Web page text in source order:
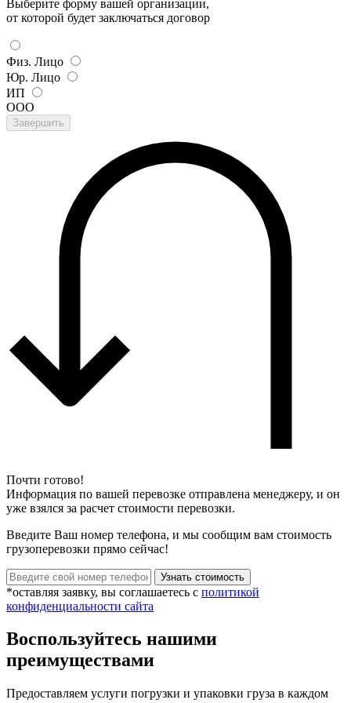
Выберите форму вашей организации,
от которой будет заключаться договор
Физ. Лицо
Юр. Лицо
ИП
ООО
Завершить
Почти готово!
Информация по вашей перевозке отправлена менеджеру, и он
уже взялся за расчет стоимости перевозки.
Введите Ваш номер телефона, и мы сообщим вам стоимость
грузоперевозки прямо сейчас!
*оставляя заявку, вы соглашаетесь с политикой
конфиденциальности сайта
Воспользуйтесь нашими
преимуществами
Предоставляем услуги погрузки и упаковки груза в каждом